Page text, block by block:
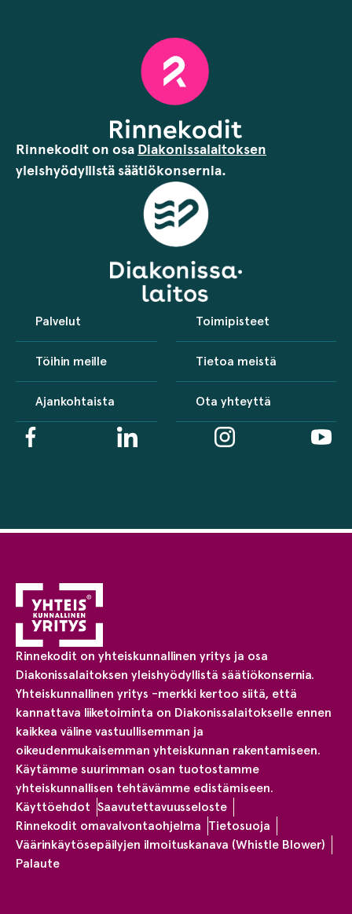
Rinnekodit on osa Diakonissalaitoksen
yleishyödyllistä säätiökonsernia.
Palvelut Toimipisteet
Töihin meille Tietoa meistä
Ajankohtaista Ota yhteyttä
Rinnekodit on yhteiskunnallinen yritys ja osa
Diakonissalaitoksen yleishyödyllistä säätiökonsernia.
Yhteiskunnallinen yritys -merkki kertoo siitä, että
kannattava liiketoiminta on Diakonissalaitokselle ennen
kaikkea väline vastuullisemman ja
oikeudenmukaisemman yhteiskunnan rakentamiseen.
Käytämme suurimman osan tuotostamme
yhteiskunnallisen tehtävämme edistämiseen.
Käyttöehdot Saavutettavuusseloste
Rinnekodit omavalvontaohjelma Tietosuoja
Väärinkäytösepäilyjen ilmoituskanava (Whistle Blower)
Palaute